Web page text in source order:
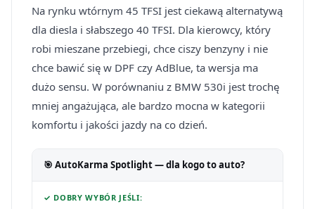
Na rynku wtórnym 45 TFSI jest ciekawą alternatywą
dla diesla i słabszego 40 TFSI. Dla kierowcy, który
robi mieszane przebiegi, chce ciszy benzyny i nie
chce bawić się w DPF czy AdBlue, ta wersja ma
dużo sensu. W porównaniu z BMW 530i jest trochę
mniej angażująca, ale bardzo mocna w kategorii
komfortu i jakości jazdy na co dzień.
🎯 AutoKarma Spotlight — dla kogo to auto?
✓ DOBRY WYBÓR JEŚLI: